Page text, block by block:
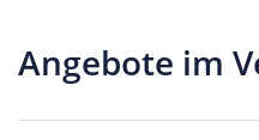
Angebote im